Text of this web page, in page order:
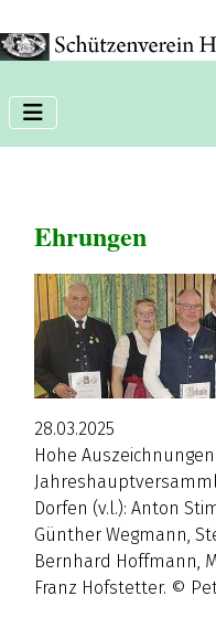
Ehrungen
28.03.2025
Hohe
Dorfen (v.l.): Anton
Günther Wegmann,
Bernhard Hoffmann,
Franz Hofstetter. ©